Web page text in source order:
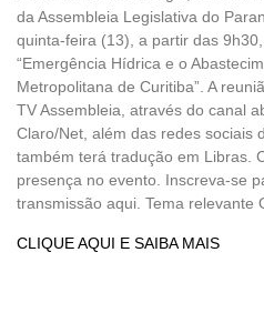
da Assembleia Legislativa do
quinta-feira (13), a partir das
“Emergência Hídrica e o
Metropolitana de Curitiba”. A
TV Assembleia, através do canal
Claro/Net, além das redes sociais
também terá tradução em Libras.
presença no evento. Inscreva-se
transmissão aqui. Tema relevante
CLIQUE AQUI E SAIBA MAIS